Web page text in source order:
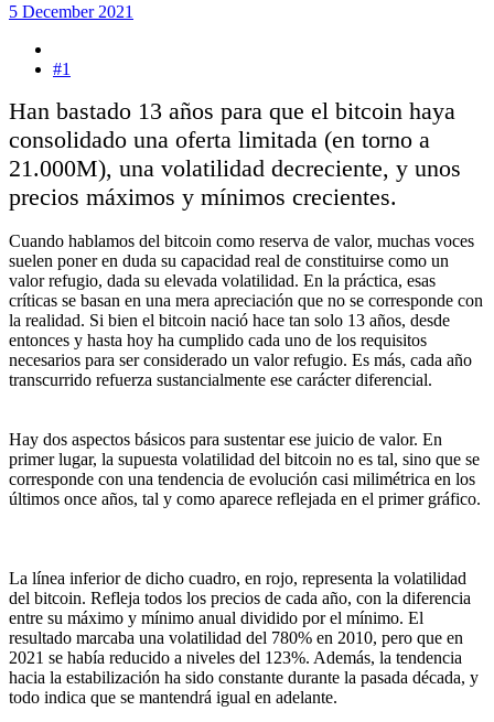
5 December 2021
#1
Han bastado 13 años para que el bitcoin haya
consolidado una oferta limitada (en torno a
21.000M), una volatilidad decreciente, y unos
precios máximos y mínimos crecientes.
Cuando hablamos del bitcoin como reserva de valor, muchas voces
suelen poner en duda su capacidad real de constituirse como un
valor refugio, dada su elevada volatilidad. En la práctica, esas
críticas se basan en una mera apreciación que no se corresponde con
la realidad. Si bien el bitcoin nació hace tan solo 13 años, desde
entonces y hasta hoy ha cumplido cada uno de los requisitos
necesarios para ser considerado un valor refugio. Es más, cada año
transcurrido refuerza sustancialmente ese carácter diferencial.
Hay dos aspectos básicos para sustentar ese juicio de valor. En
primer lugar, la supuesta volatilidad del bitcoin no es tal, sino que se
corresponde con una tendencia de evolución casi milimétrica en los
últimos once años, tal y como aparece reflejada en el primer gráfico.
La línea inferior de dicho cuadro, en rojo, representa la volatilidad
del bitcoin. Refleja todos los precios de cada año, con la diferencia
entre su máximo y mínimo anual dividido por el mínimo. El
resultado marcaba una volatilidad del 780% en 2010, pero que en
2021 se había reducido a niveles del 123%. Además, la tendencia
hacia la estabilización ha sido constante durante la pasada década, y
todo indica que se mantendrá igual en adelante.